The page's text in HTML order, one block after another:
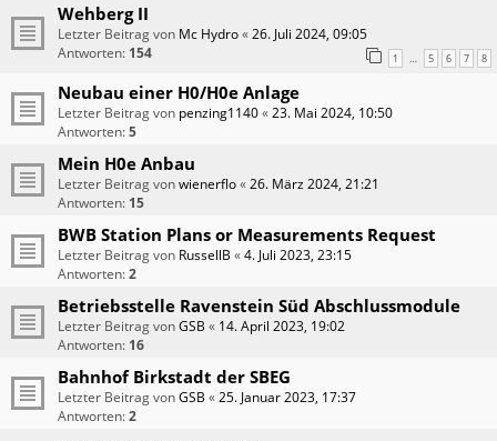
Wehberg II
Letzter Beitrag von Mc Hydro«26. Juli 2024, 09:05
Antworten: 154 1 … 5 6 7 8
Neubau einer H0/H0e Anlage
Letzter Beitrag von penzing1140«23. Mai 2024, 10:50
Antworten:5
Mein H0e Anbau
Letzter Beitrag vonwienerflo«26. März 2024, 21:21
Antworten: 15
BWB Station Plans or Measurements Request
Letzter Beitrag von RussellB «4. Juli 2023, 23:15
Antworten:2
Betriebsstelle Ravenstein Süd Abschlussmodule
Letzter Beitrag vonGSB « 14. April 2023, 19:02
Antworten: 16
Bahnhof Birkstadt der SBEG
Letzter Beitrag vonGSB «25. Januar 2023, 17:37
Antworten:2